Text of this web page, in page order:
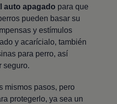
auto apagado para que
pueden basar su
y estímulos
y acarícialo, también
para perro, así
seguro.
mismos pasos, pero
protegerlo, ya sea un